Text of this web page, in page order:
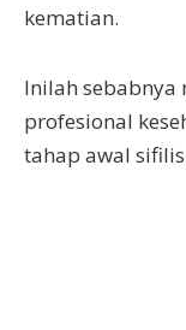
kematian.
Inilah
profesional
tahap awal